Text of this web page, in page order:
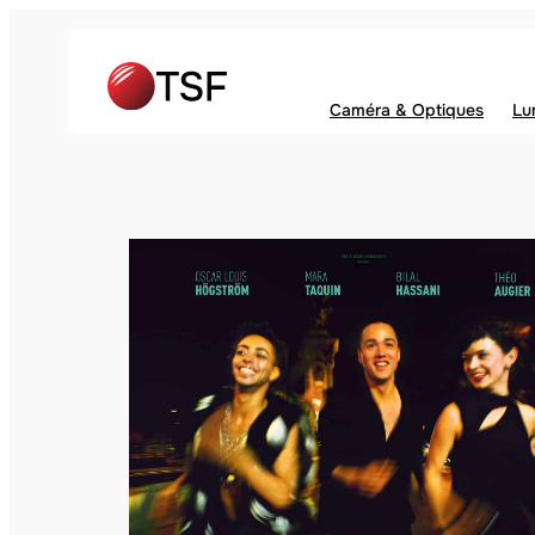
Caméra & Optiques